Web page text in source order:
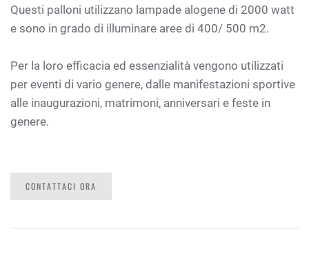
Questi palloni utilizzano lampade alogene di 2000 watt
e sono in grado di illuminare aree di 400/ 500 m2.
Per la loro efficacia ed essenzialità vengono utilizzati
per eventi di vario genere, dalle manifestazioni sportive
alle inaugurazioni, matrimoni, anniversari e feste in
genere.
CONTATTACI ORA